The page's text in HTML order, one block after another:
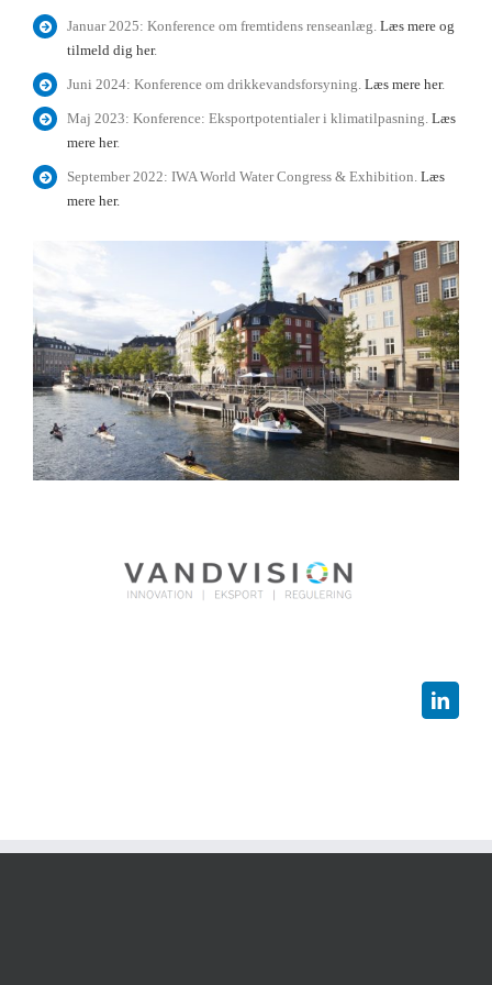
Januar 2025: Konference om fremtidens renseanlæg.Læs mere og
tilmeld dig her.
Juni 2024: Konference om drikkevandsforsyning. Læs mere her.
Maj 2023: Konference: Eksportpotentialer i klimatilpasning.Læs
mere her.
September 2022: IWA World Water Congress & Exhibition.Læs
mere her.